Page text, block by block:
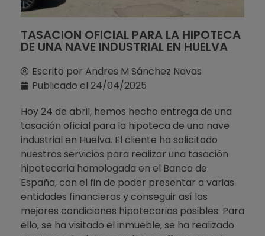
TASACION OFICIAL PARA LA HIPOTECA
DE UNA NAVE INDUSTRIAL EN HUELVA
Escrito por Andres M Sánchez Navas
Publicado el 24/04/2025
Hoy 24 de abril, hemos hecho entrega de una
tasación oficial para la hipoteca de una nave
industrial en Huelva. El cliente ha solicitado
nuestros servicios para realizar una tasación
hipotecaria homologada en el Banco de
España, con el fin de poder presentar a varias
entidades financieras y conseguir así las
mejores condiciones hipotecarias posibles. Para
ello, se ha visitado el inmueble, se ha realizado